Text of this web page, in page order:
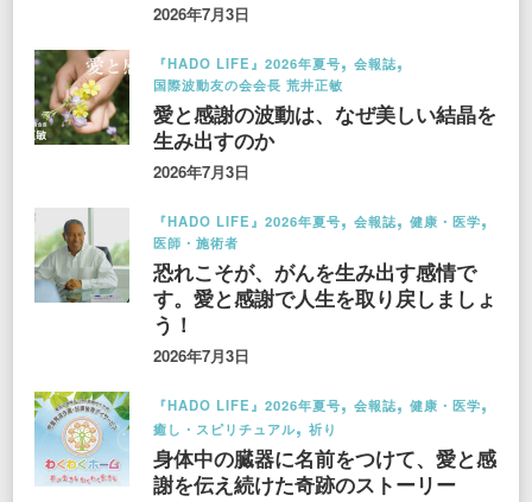
2026年7月3日
『HADO LIFE』2026年夏号
会報誌
国際波動友の会会長 荒井正敏
愛と感謝の波動は、なぜ美しい結晶を
生み出すのか
2026年7月3日
『HADO LIFE』2026年夏号 会報誌
健康・医学
医師・施術者
恐れこそが、がんを生み出す感情で
す。愛と感謝で人生を取り戻しましょ
う！
2026年7月3日
『HADO LIFE』2026年夏号 会報誌
健康・医学
癒し・スピリチュアル
祈り
身体中の臓器に名前をつけて、愛と感
謝を伝え続けた奇跡のストーリー